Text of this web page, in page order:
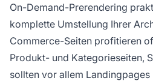
On-Demand-Prerendering
komplette Umstellung Ihrer
Commerce-Seiten profitieren
Produkt- und Kategorieseiten,
sollten vor allem